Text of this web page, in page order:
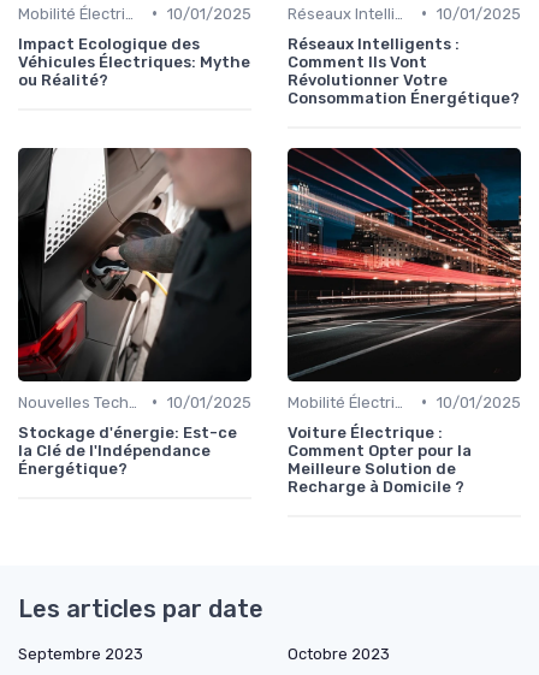
• 10/01/2025
Impact Ecologique des
Véhicules Électriques: Mythe
ou Réalité?
• 10/01/2025
Réseaux Intelligents :
Comment Ils Vont
Révolutionner Votre
Consommation Énergétique?
• 10/01/2025
Stockage d'énergie: Est-ce
la Clé de l'Indépendance
Énergétique?
• 10/01/2025
Voiture Électrique :
Comment Opter pour la
Meilleure Solution de
Recharge à Domicile ?
Les articles par date
Septembre 2023
Octobre 2023